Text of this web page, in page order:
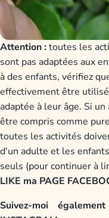
Attention :toutes les
sont pas adaptées aux
à des enfants, vérifiez
effectivement être
adaptée à leur âge. Si
être compris comme
toutes les activités
d'un adulte et les
seuls (pour continuer à
LIKE ma PAGE
Suivez-moi